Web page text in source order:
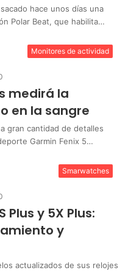
hace unos días una
Polar Beat, que habilita…
Monitores de actividad
medirá la
en la sangre
gran cantidad de detalles
Garmin Fenix 5…
Smarwatches
Plus y 5X Plus:
y
actualizados de sus relojes